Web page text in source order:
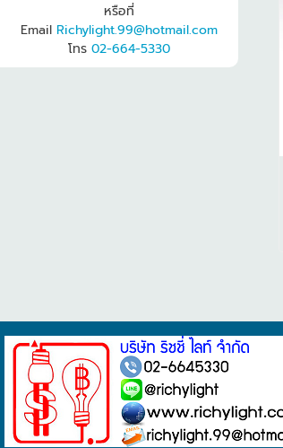
หรือที่
Email Richylight.99@hotmail.com
โทร 02-664-5330